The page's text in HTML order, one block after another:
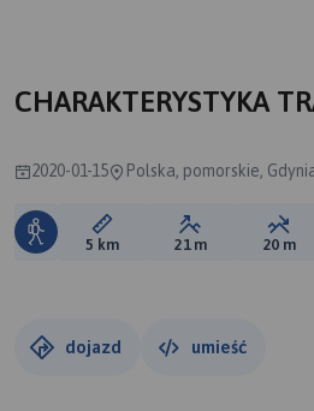
CHARAKTERYSTYKA
2020-01-15 Polska, pomorskie,
Długość trasy:
5 km Suma
21 m 20 m
dojazd umieść